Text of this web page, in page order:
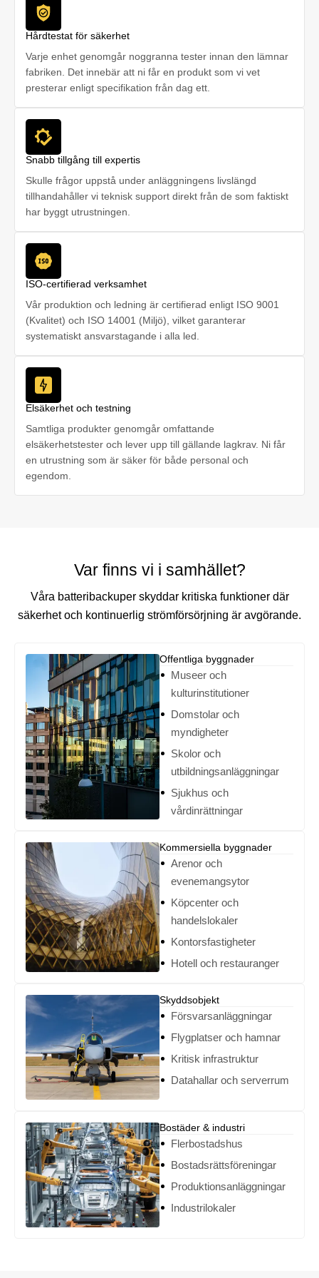
Hårdtestat för säkerhet
Varje enhet genomgår noggranna tester innan den lämnar
fabriken. Det innebär att ni får en produkt som vi vet
presterar enligt specifikation från dag ett.
Snabb tillgång till expertis
Skulle frågor uppstå under anläggningens livslängd
tillhandahåller vi teknisk support direkt från de som faktiskt
har byggt utrustningen.
ISO-certifierad verksamhet
Vår produktion och ledning är certifierad enligt ISO 9001
(Kvalitet) och ISO 14001 (Miljö), vilket garanterar
systematiskt ansvarstagande i alla led.
Elsäkerhet och testning
Samtliga produkter genomgår omfattande
elsäkerhetstester och lever upp till gällande lagkrav. Ni får
en utrustning som är säker för både personal och
egendom.
Var finns vi i samhället?
Våra batteribackuper skyddar kritiska funktioner där
säkerhet och kontinuerlig strömförsörjning är avgörande.
Offentliga byggnader
Museer och
kulturinstitutioner
Domstolar och
myndigheter
Skolor och
utbildningsanläggningar
Sjukhus och
vårdinrättningar
Kommersiella byggnader
Arenor och
evenemangsytor
Köpcenter och
handelslokaler
Kontorsfastigheter
Hotell och restauranger
Skyddsobjekt
Försvarsanläggningar
Flygplatser och hamnar
Kritisk infrastruktur
Datahallar och serverrum
Bostäder & industri
Flerbostadshus
Bostadsrättsföreningar
Produktionsanläggningar
Industrilokaler